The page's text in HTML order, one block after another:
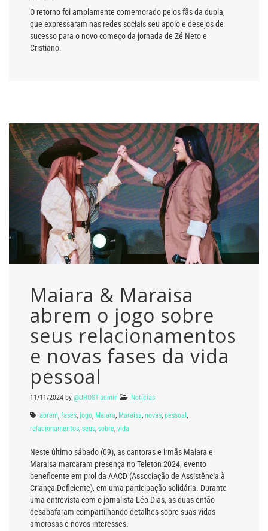
O retorno foi amplamente comemorado pelos fãs da dupla,
que expressaram nas redes sociais seu apoio e desejos de
sucesso para o novo começo da jornada de Zé Neto e
Cristiano.
Maiara & Maraisa
abrem o jogo sobre
seus relacionamentos
e novas fases da vida
pessoal
11/11/2024 by @UHOST-admin Notícias
abrem fases jogo Maiara Maraisa novas pessoal
relacionamentos seus sobre vida
Neste último sábado (09), as cantoras e irmãs Maiara e
Maraisa marcaram presença no Teleton 2024, evento
beneficente em prol da AACD (Associação de Assistência à
Criança Deficiente), em uma participação solidária. Durante
uma entrevista com o jornalista Léo Dias, as duas então
desabafaram compartilhando detalhes sobre suas vidas
amorosas e novos interesses.